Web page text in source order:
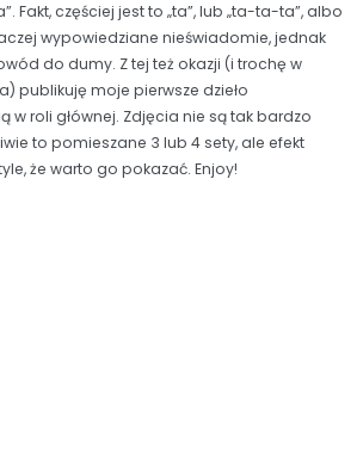
Fakt, częściej jest to „ta”, lub „ta-ta-ta”, albo
wypowiedziane nieświadomie, jednak
do dumy. Z tej też okazji (i trochę w
publikuję moje pierwsze dzieło
w roli głównej. Zdjęcia nie są tak bardzo
to pomieszane 3 lub 4 sety, ale efekt
że warto go pokazać. Enjoy!